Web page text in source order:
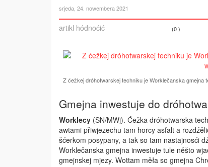
srjeda, 24. nowembera 2021
artikl hódnoćić (0 )
Z ćežkej dróhotwarskej techniku je Worklečanska
Gmejna inwestuje do
Worklecy (SN/MWj). Ćežka dróhotwarska
awtami přiwjezechu tam horcy asfalt a
šćerkom posypany, a tak so tam nastajnosći
Worklečanska gmejna inwestuje tule něšto
gmejnskej mjezy. Wottam měła so gmejna